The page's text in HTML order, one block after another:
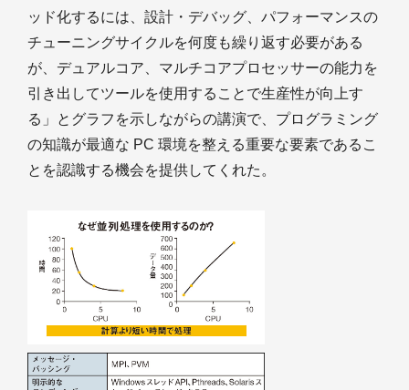
ッド化するには、設計・デバッグ、パフォーマンスの
チューニングサイクルを何度も繰り返す必要がある
が、デュアルコア、マルチコアプロセッサーの能力を
引き出してツールを使用することで生産性が向上す
る」とグラフを示しながらの講演で、プログラミング
の知識が最適な PC 環境を整える重要な要素であるこ
とを認識する機会を提供してくれた。